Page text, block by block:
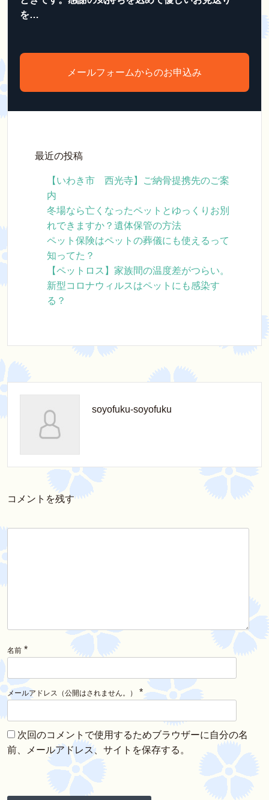
を…
メールフォームからのお申込み
最近の投稿
【いわき市 西光寺】ご納骨提携先のご案
内
冬場なら亡くなったペットとゆっくりお別
れできますか？遺体保管の方法
ペット保険はペットの葬儀にも使えるって
知ってた？
【ペットロス】家族間の温度差がつらい。
新型コロナウィルスはペットにも感染す
る？
soyofuku-soyofuku
コメントを残す
名前 *
メールアドレス（公開はされません。） *
次回のコメントで使用するためブラウザーに自分の名
前、メールアドレス、サイトを保存する。